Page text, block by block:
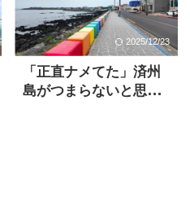
2025/12/23
「正直ナメてた」済州
島がつまらないと思っ